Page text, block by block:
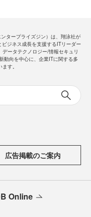
ンタープライズジン）は、翔泳社が
ジネス成長を支援するITリーダー
ータテクノロジー/情報セキュリ
動向を中心に、企業ITに関する多
す。
広告掲載のご案内
Online